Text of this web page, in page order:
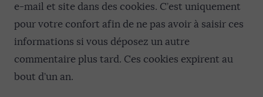
e-mail et site dans des cookies. C’est uniquement
pour votre confort afin de ne pas avoir à saisir ces
informations si vous déposez un autre
commentaire plus tard. Ces cookies expirent au
bout d’un an.